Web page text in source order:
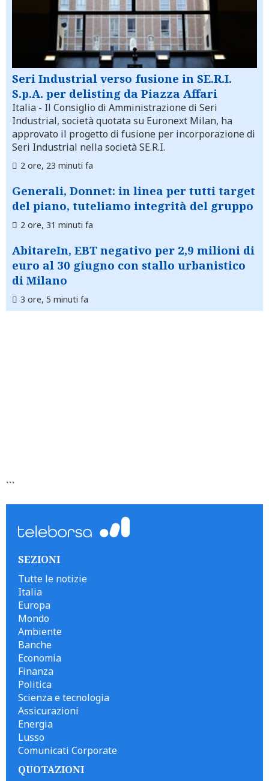
Seri Industrial verso fusione in SE.R.I.
S.p.A. per delisting da Piazza Affari
Italia - Il Consiglio di Amministrazione di Seri
Industrial, società quotata su Euronext Milan, ha
approvato il progetto di fusione per incorporazione di
Seri Industrial nella società SE.R.I.
2 ore, 23 minuti fa
Generali, Donnet: in linea per tutti target
del piano, tuteliamo integrità del gruppo
2 ore, 31 minuti fa
AbitareIn, EBT negativo per 2,9 milioni di
euro al 30 giugno con stallo urbanistico
di Milano
3 ore, 5 minuti fa
```
SEZIONI
Tutte le notizie
Italia
Europa
Mondo
Ambiente
Banche
Economia
Finanza
Politica
Scienza e tecnologia
Assicurazioni
Energia
Lusso
Comunicati Corporate
QUOTAZIONI